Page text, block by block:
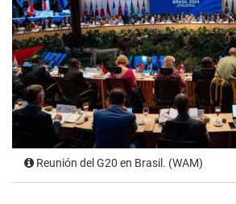
Reunión del G20 en Brasil. (WAM)